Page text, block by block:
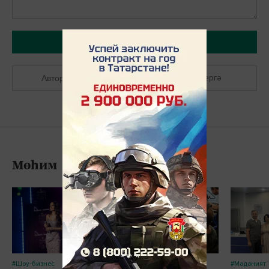
Авторлашырга Теркәлергә
Мөһим
#Шоу-бизнес #Сәламәтлек #Мәдәният